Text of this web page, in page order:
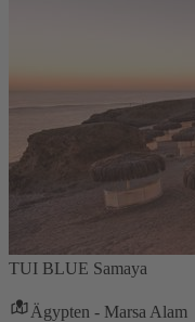
TUI BLUE Samaya
Ägypten - Marsa Alam